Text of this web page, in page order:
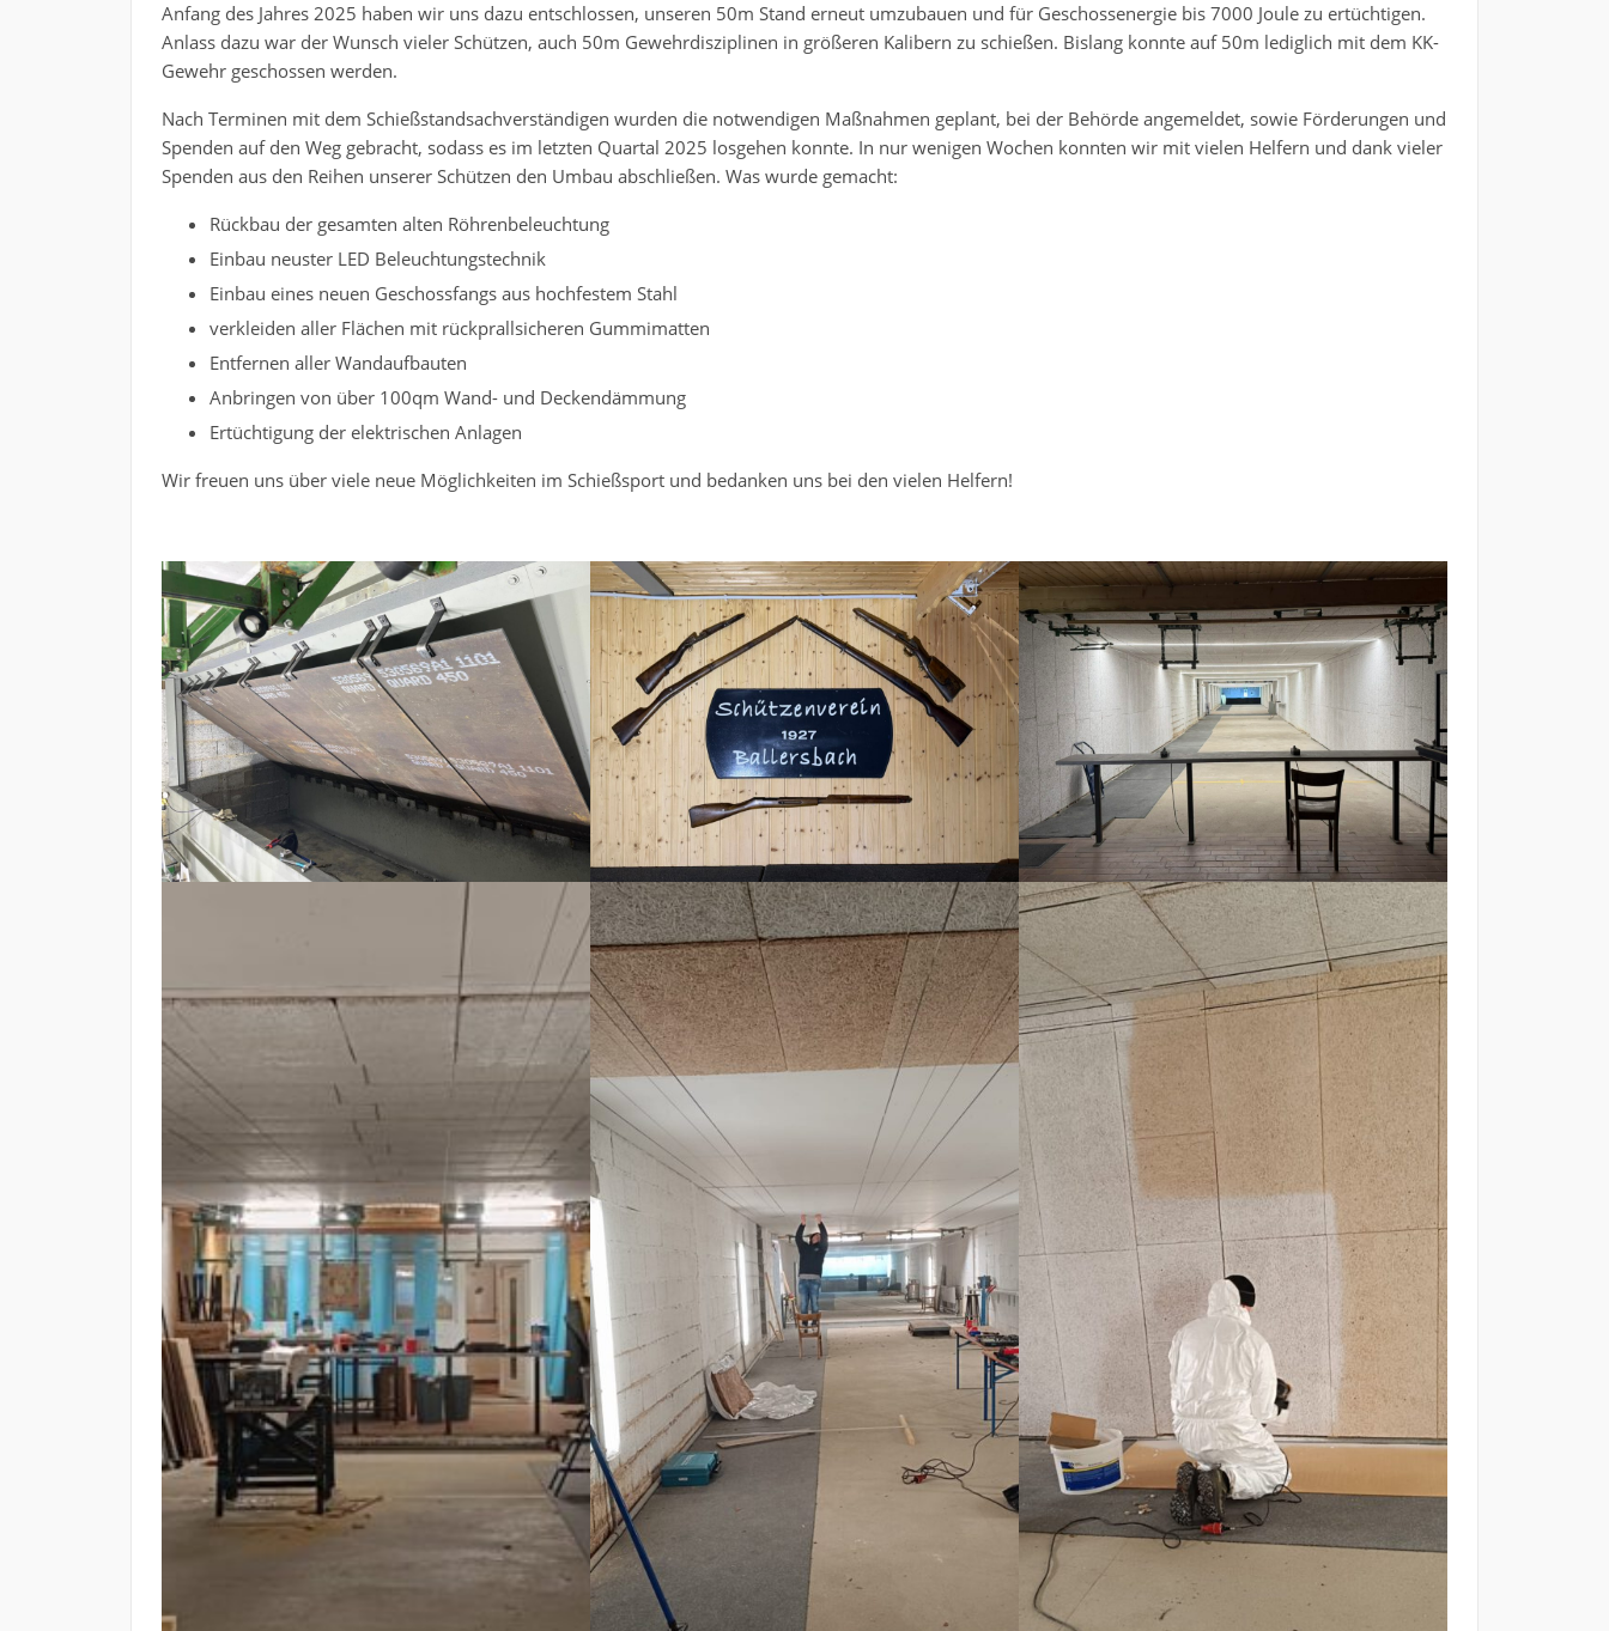
Anfang des Jahres 2025 haben wir uns dazu entschlossen, unseren 50m Stand erneut umzubauen und für Geschossenergie bis 7000 Joule zu ertüchtigen.
Anlass dazu war der Wunsch vieler Schützen, auch 50m Gewehrdisziplinen in größeren Kalibern zu schießen. Bislang konnte auf 50m lediglich mit dem KK-
Gewehr geschossen werden.
Nach Terminen mit dem Schießstandsachverständigen wurden die notwendigen Maßnahmen geplant, bei der Behörde angemeldet, sowie Förderungen und
Spenden auf den Weg gebracht, sodass es im letzten Quartal 2025 losgehen konnte. In nur wenigen Wochen konnten wir mit vielen Helfern und dank vieler
Spenden aus den Reihen unserer Schützen den Umbau abschließen. Was wurde gemacht:
Rückbau der gesamten alten Röhrenbeleuchtung
Einbau neuster LED Beleuchtungstechnik
Einbau eines neuen Geschossfangs aus hochfestem Stahl
verkleiden aller Flächen mit rückprallsicheren Gummimatten
Entfernen aller Wandaufbauten
Anbringen von über 100qm Wand- und Deckendämmung
Ertüchtigung der elektrischen Anlagen
Wir freuen uns über viele neue Möglichkeiten im Schießsport und bedanken uns bei den vielen Helfern!